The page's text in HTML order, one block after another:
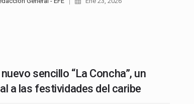
sencillo “La Concha”, un
a las festividades del caribe